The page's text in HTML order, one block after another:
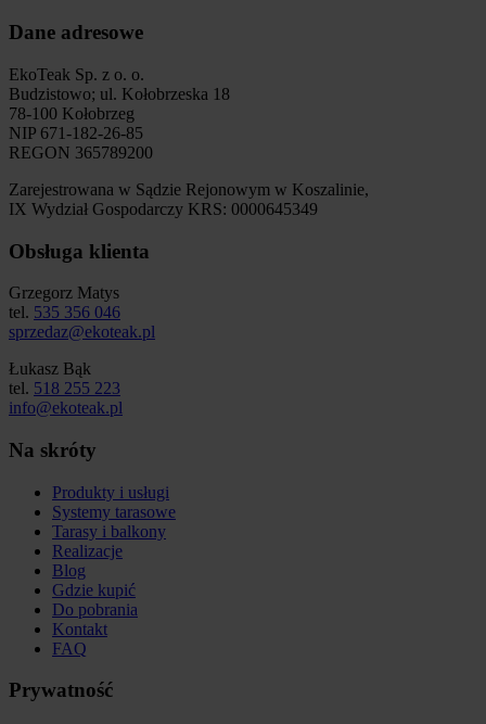
Dane adresowe
EkoTeak Sp. z o. o.
Budzistowo; ul. Kołobrzeska 18
78-100 Kołobrzeg
NIP 671-182-26-85
REGON 365789200
Zarejestrowana w Sądzie Rejonowym w Koszalinie,
IX Wydział Gospodarczy KRS: 0000645349
Obsługa klienta
Grzegorz Matys
tel. 535 356 046
sprzedaz@ekoteak.pl
Łukasz Bąk
tel. 518 255 223
info@ekoteak.pl
Na skróty
Produkty i usługi
Systemy tarasowe
Tarasy i balkony
Realizacje
Blog
Gdzie kupić
Do pobrania
Kontakt
FAQ
Prywatność